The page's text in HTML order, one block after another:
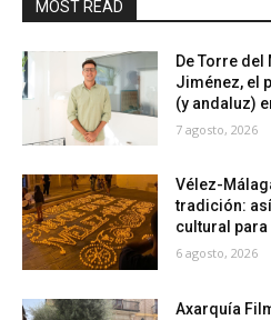
MOST READ
De Torre del
Jiménez, el
(y andaluz)
7 agosto, 2026
Vélez-
tradición:
cultural
6 agosto, 2026
Axarquía